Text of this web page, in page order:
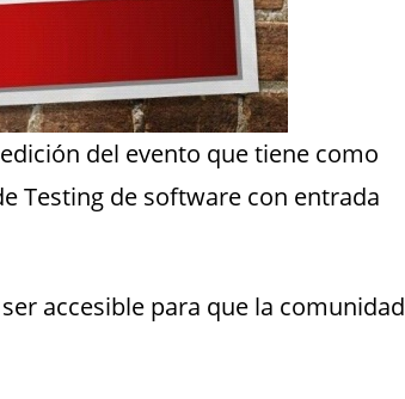
del evento que tiene como
Testing de software con entrada
accesible para que la comunidad